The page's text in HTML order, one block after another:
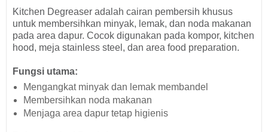
Kitchen Degreaser adalah cairan pembersih khusus
untuk membersihkan minyak, lemak, dan noda makanan
pada area dapur. Cocok digunakan pada kompor, kitchen
hood, meja stainless steel, dan area food preparation.
Fungsi utama:
Mengangkat minyak dan lemak membandel
Membersihkan noda makanan
Menjaga area dapur tetap higienis